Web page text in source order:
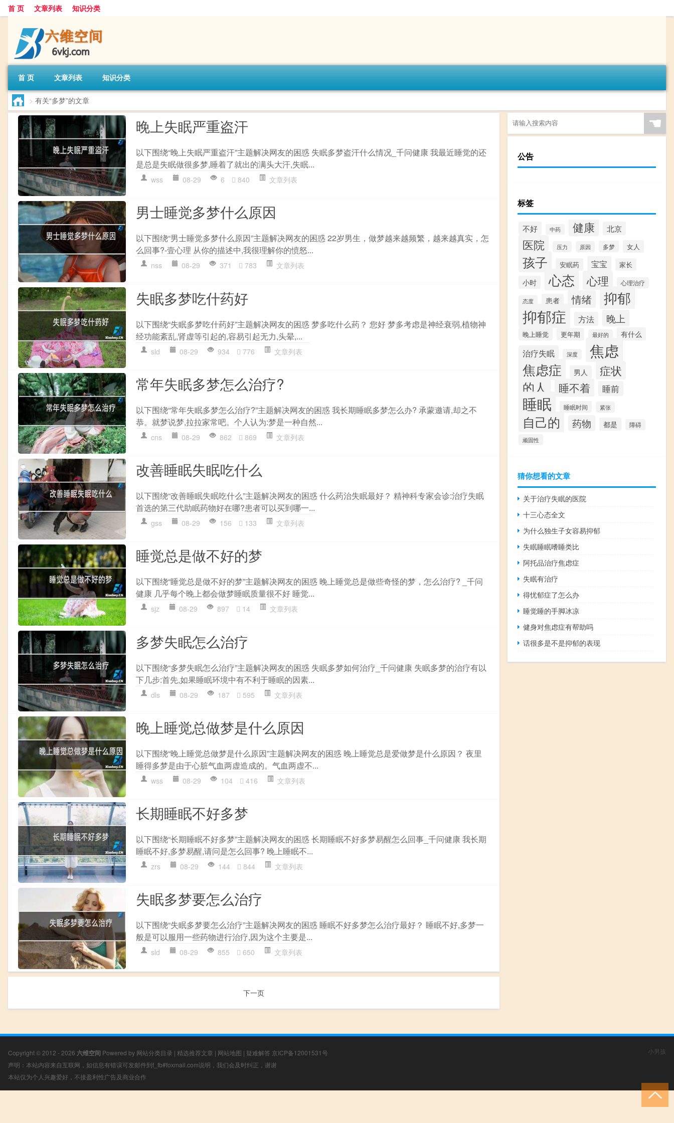
首 页 文章列表 知识分类
首 页 文章列表 知识分类
> 有关“多梦”的文章
晚上失眠严重盗汗
以下围绕“晚上失眠严重盗汗”主题解决网友的困惑 失眠多梦盗汗什么情况_千问健康 我最近睡觉的还
是总是失眠做很多梦,睡着了就出的满头大汗,失眠...
wss 08-29 6 840 文章列表
男士睡觉多梦什么原因
以下围绕“男士睡觉多梦什么原因”主题解决网友的困惑 22岁男生，做梦越来越频繁，越来越真实，怎
么回事?-壹心理 从你的描述中,我很理解你的愤怒...
nss 08-29 371 783 文章列表
失眠多梦吃什药好
以下围绕“失眠多梦吃什药好”主题解决网友的困惑 梦多吃什么药？ 您好 梦多考虑是神经衰弱,植物神
经功能紊乱,肾虚等引起的,容易引起无力,头晕,...
sld 08-29 934 776 文章列表
常年失眠多梦怎么治疗?
以下围绕“常年失眠多梦怎么治疗?”主题解决网友的困惑 我长期睡眠多梦怎么办? 承蒙邀请,却之不
恭。就梦说梦,拉拉家常吧。个人认为:梦是一种自然...
cns 08-29 862 869 文章列表
改善睡眠失眠吃什么
以下围绕“改善睡眠失眠吃什么”主题解决网友的困惑 什么药治失眠最好？ 精神科专家会诊:治疗失眠
首选的第三代助眠药物好在哪?患者可以买到哪一...
gss 08-29 156 133 文章列表
睡觉总是做不好的梦
以下围绕“睡觉总是做不好的梦”主题解决网友的困惑 晚上睡觉总是做些奇怪的梦，怎么治疗? _千问
健康 几乎每个晚上都会做梦睡眠质量很不好 睡觉...
sjz 08-29 897 14 文章列表
多梦失眠怎么治疗
以下围绕“多梦失眠怎么治疗”主题解决网友的困惑 失眠多梦如何治疗_千问健康 失眠多梦的治疗有以
下几步:首先,如果睡眠环境中有不利于睡眠的因素...
dls 08-29 187 595 文章列表
晚上睡觉总做梦是什么原因
以下围绕“晚上睡觉总做梦是什么原因”主题解决网友的困惑 晚上睡觉总是爱做梦是什么原因？ 夜里
睡得多梦是由于心脏气血两虚造成的。气血两虚不...
wss 08-29 104 416 文章列表
长期睡眠不好多梦
以下围绕“长期睡眠不好多梦”主题解决网友的困惑 长期睡眠不好多梦易醒怎么回事_千问健康 我长期
睡眠不好,多梦易醒,请问是怎么回事? 晚上睡眠不...
zrs 08-29 144 844 文章列表
失眠多梦要怎么治疗
以下围绕“失眠多梦要怎么治疗”主题解决网友的困惑 睡眠不好多梦怎么治疗最好？ 睡眠不好,多梦一
般是可以服用一些药物进行治疗,因为这个主要是...
sld 08-29 855 650 文章列表
下一页
☚
公告
标签
不好 中药 健康 北京
医院 压力 原因 多梦 女人
孩子 安眠药 宝宝 家长
小时 心态 心理 心理治疗
态度 患者 情绪 抑郁
抑郁症 方法 晚上
晚上睡觉 更年期 最好的 有什么
治疗失眠 深度 焦虑
焦虑症 男人 症状
的人 睡不着 睡前
睡眠 睡眠时间 紧张
自己的 药物 都是
障碍
顽固性
猜你想看的文章
关于治疗失眠的医院
十三心态全文
为什么独生子女容易抑郁
失眠睡眠嗜睡类比
阿托品治疗焦虑症
失眠有治疗
得忧郁症了怎么办
睡觉睡的手脚冰凉
健身对焦虑症有帮助吗
话很多是不是抑郁的表现
Copyright © 2012 - 2026 六维空间 Powered by 网站分类目录 | 精选推荐文章 | 网站地图 | 疑难解答 京ICP备12001531号
声明：本站内容来自互联网，如信息有错误可发邮件到f_fb#foxmail.com说明，我们会及时纠正，谢谢
本站仅为个人兴趣爱好，不接盈利性广告及商业合作
小男孩